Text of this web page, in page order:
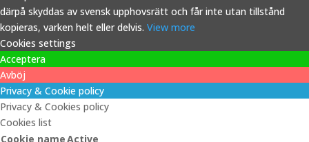
därpå skyddas av svensk upphovsrätt och får inte utan tillstånd
kopieras, varken helt eller delvis. View more
Cookies settings
Acceptera
Avböj
Privacy & Cookie policy
Privacy & Cookies policy
Cookies list
Cookie nameActive